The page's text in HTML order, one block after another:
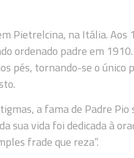
Pietrelcina, na Itália. Aos
ordenado padre em
pés, tornando-se o único
a fama de Padre
sua vida foi dedicada à
frade que reza”.